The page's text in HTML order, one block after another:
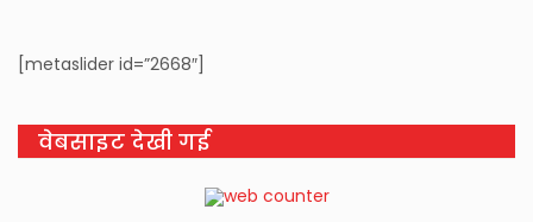
[metaslider id=”2668″]
वेबसाइट देखी गई